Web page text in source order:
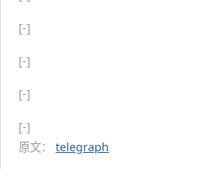
[-]
[-]
[-]
[-]
原文： telegraph